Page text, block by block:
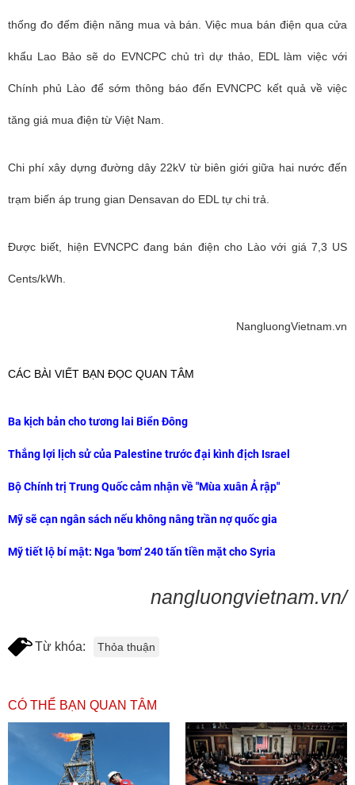
thống đo đếm điện năng mua và bán. Việc mua bán điện qua cửa
khẩu Lao Bảo sẽ do EVNCPC chủ trì dự thảo, EDL làm việc với
Chính phủ Lào để sớm thông báo đến EVNCPC kết quả về việc
tăng giá mua điện từ Việt Nam.
Chi phí xây dựng đường dây 22kV từ biên giới giữa hai nước đến
trạm biến áp trung gian Densavan do EDL tự chi trả.
Được biết, hiện EVNCPC đang bán điện cho Lào với giá 7,3 US
Cents/kWh.
NangluongVietnam.vn
CÁC BÀI VIẾT BẠN ĐỌC QUAN TÂM
Ba kịch bản cho tương lai Biển Đông
Thắng lợi lịch sử của Palestine trước đại kình địch Israel
Bộ Chính trị Trung Quốc cảm nhận về "Mùa xuân Ả rập"
Mỹ sẽ cạn ngân sách nếu không nâng trần nợ quốc gia
Mỹ tiết lộ bí mật: Nga 'bơm' 240 tấn tiền mặt cho Syria
nangluongvietnam.vn/
Từ khóa: Thỏa thuận
CÓ THỂ BẠN QUAN TÂM